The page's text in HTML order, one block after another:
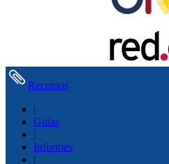
Recursos
|
Guías
|
Informes
|